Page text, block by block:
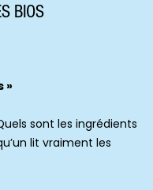
BIOS
»
sont les ingrédients
lit vraiment les